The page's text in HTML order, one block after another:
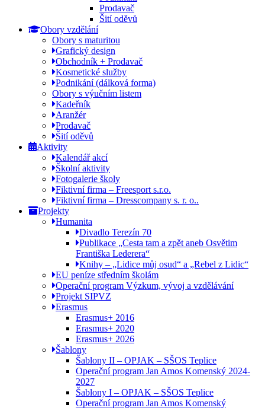
Prodavač
Šití oděvů
Obory vzdělání
Obory s maturitou
Grafický design
Obchodník + Prodavač
Kosmetické služby
Podnikání (dálková forma)
Obory s výučním listem
Kadeřník
Aranžér
Prodavač
Šití oděvů
Aktivity
Kalendář akcí
Školní aktivity
Fotogalerie školy
Fiktivní firma – Freesport s.r.o.
Fiktivní firma – Dresscompany s. r. o..
Projekty
Humanita
Divadlo Terezín 70
Publikace „Cesta tam a zpět aneb Osvětim
Františka Lederera“
Knihy – „Lidice můj osud“ a „Rebel z Lidic“
EU peníze středním školám
Operační program Výzkum, vývoj a vzdělávání
Projekt SIPVZ
Erasmus
Erasmus+ 2016
Erasmus+ 2020
Erasmus+ 2026
Šablony
Šablony II – OPJAK – SŠOS Teplice
Operační program Jan Amos Komenský 2024-
2027
Šablony I – OPJAK – SŠOS Teplice
Operační program Jan Amos Komenský